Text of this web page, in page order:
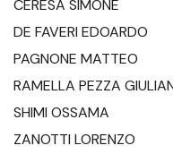
CERESA SIMONE
DE FAVERI EDOARDO
PAGNONE MATTEO
RAMELLA PEZZA
SHIMI OSSAMA
ZANOTTI LORENZO